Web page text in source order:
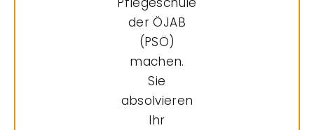
der ÖJAB
(PSÖ)
machen.
Sie
absolvieren
Ihr